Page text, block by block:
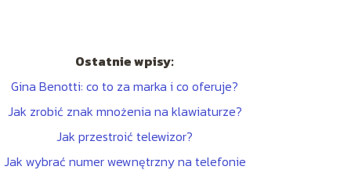
Ostatnie wpisy:
Gina Benotti: co to za marka i co oferuje?
Jak zrobić znak mnożenia na klawiaturze?
Jak przestroić telewizor?
Jak wybrać numer wewnętrzny na telefonie